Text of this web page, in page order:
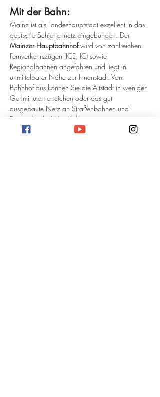
Mit der Bahn:
Mainz ist als Landeshauptstadt exzellent in das
deutsche Schienennetz eingebunden. Der
Mainzer Hauptbahnhof wird von zahlreichen
Fernverkehrszügen (ICE, IC) sowie
Regionalbahnen angefahren und liegt in
unmittelbarer Nähe zur Innenstadt. Vom
Bahnhof aus können Sie die Altstadt in wenigen
Gehminuten erreichen oder das gut
ausgebaute Netz an Straßenbahnen und
Bussen für die Weiterfahrt nutzen.